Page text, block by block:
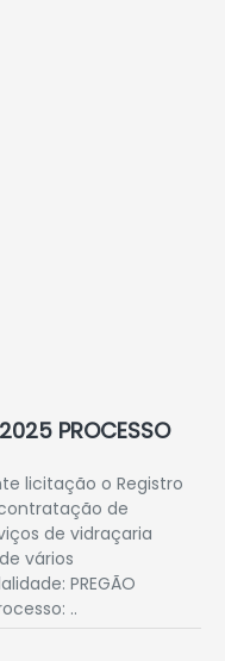
PROCESSO
licitação o Registro
de
de vidraçaria
vários
PREGÃO
..